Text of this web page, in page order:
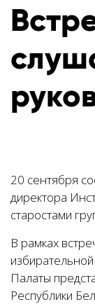
20 сентября
директора
старостами
В рамках
Палаты
Республики